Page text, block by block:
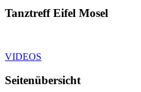
Tanztreff Eifel Mosel
VIDEOS
Seitenübersicht